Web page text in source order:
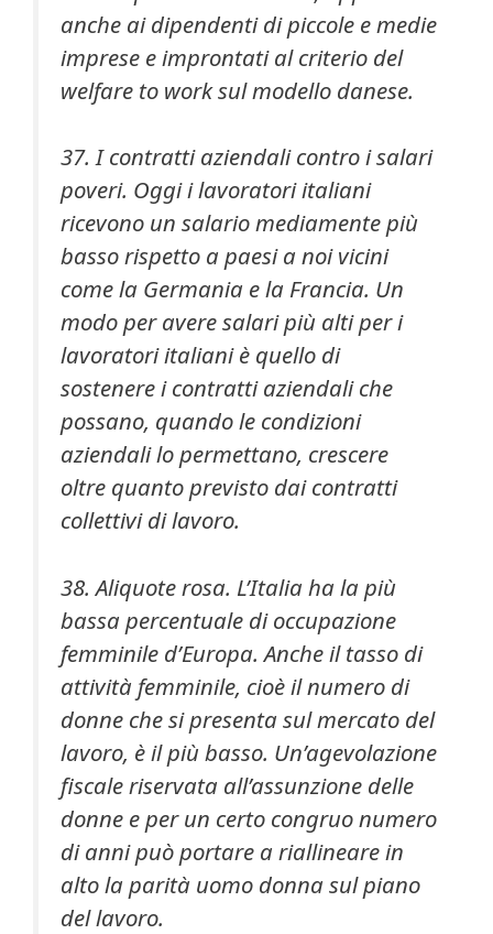
anche ai dipendenti di piccole e medie
imprese e improntati al criterio del
welfare to work sul modello danese.
37. I contratti aziendali contro i salari
poveri. Oggi i lavoratori italiani
ricevono un salario mediamente più
basso rispetto a paesi a noi vicini
come la Germania e la Francia. Un
modo per avere salari più alti per i
lavoratori italiani è quello di
sostenere i contratti aziendali che
possano, quando le condizioni
aziendali lo permettano, crescere
oltre quanto previsto dai contratti
collettivi di lavoro.
38. Aliquote rosa. L’Italia ha la più
bassa percentuale di occupazione
femminile d’Europa. Anche il tasso di
attività femminile, cioè il numero di
donne che si presenta sul mercato del
lavoro, è il più basso. Un’agevolazione
fiscale riservata all’assunzione delle
donne e per un certo congruo numero
di anni può portare a riallineare in
alto la parità uomo donna sul piano
del lavoro.